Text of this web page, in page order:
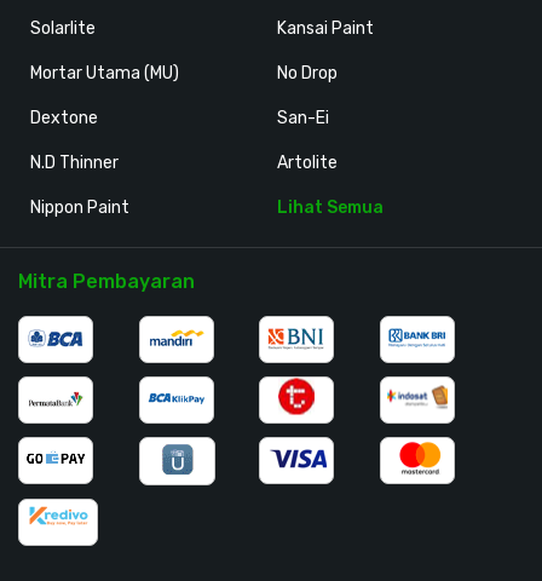
Solarlite
Mortar Utama (MU)
Dextone
N.D Thinner
Nippon Paint
Kansai Paint
No Drop
San-Ei
Artolite
Lihat Semua
Mitra Pembayaran